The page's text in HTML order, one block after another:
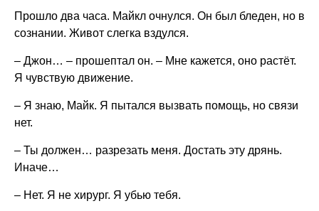
Прошло два часа. Майкл очнулся. Он был бледен, но в
сознании. Живот слегка вздулся.
– Джон… – прошептал он. – Мне кажется, оно растёт.
Я чувствую движение.
– Я знаю, Майк. Я пытался вызвать помощь, но связи
нет.
– Ты должен… разрезать меня. Достать эту дрянь.
Иначе…
– Нет. Я не хирург. Я убью тебя.